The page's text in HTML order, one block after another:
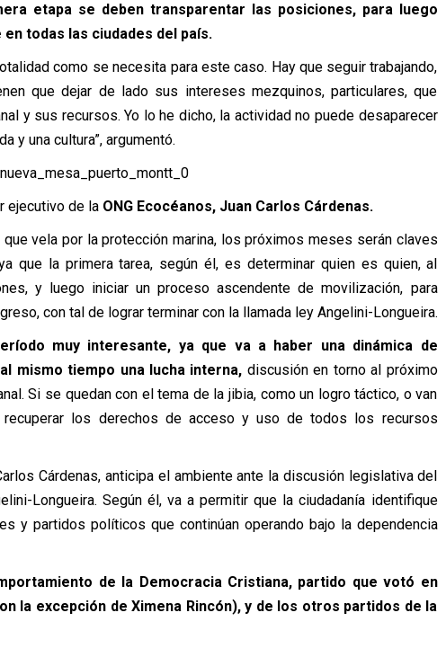
etapa se deben transparentar las posiciones, para luego
todas las ciudades del país.
como se necesita para este caso. Hay que seguir trabajando,
que dejar de lado sus intereses mezquinos, particulares, que
y sus recursos. Yo lo he dicho, la actividad no puede desaparecer
y una cultura”, argumentó.
ejecutivo de la ONG Ecocéanos, Juan Carlos Cárdenas.
vela por la protección marina, los próximos meses serán claves
que la primera tarea, según él, es determinar quien es quien, al
y luego iniciar un proceso ascendente de movilización, para
con tal de lograr terminar con la llamada ley Angelini-Longueira.
muy interesante, ya que va a haber una dinámica de
mismo tiempo una lucha interna, discusión en torno al próximo
Si se quedan con el tema de la jibia, como un logro táctico, o van
los derechos de acceso y uso de todos los recursos
Cárdenas, anticipa el ambiente ante la discusión legislativa del
Longueira. Según él, va a permitir que la ciudadanía identifique
y partidos políticos que continúan operando bajo la dependencia
de la Democracia Cristiana, partido que votó en
la excepción de Ximena Rincón), y de los otros partidos de la